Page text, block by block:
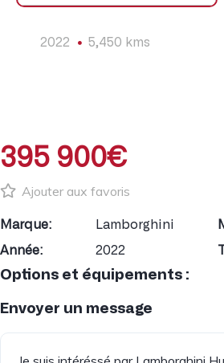
2022 5,450 kms
395 900€
Ajouter aux favoris
Marque: Lamborghini
Année:
2022
Options et équipements :
Envoyer un message